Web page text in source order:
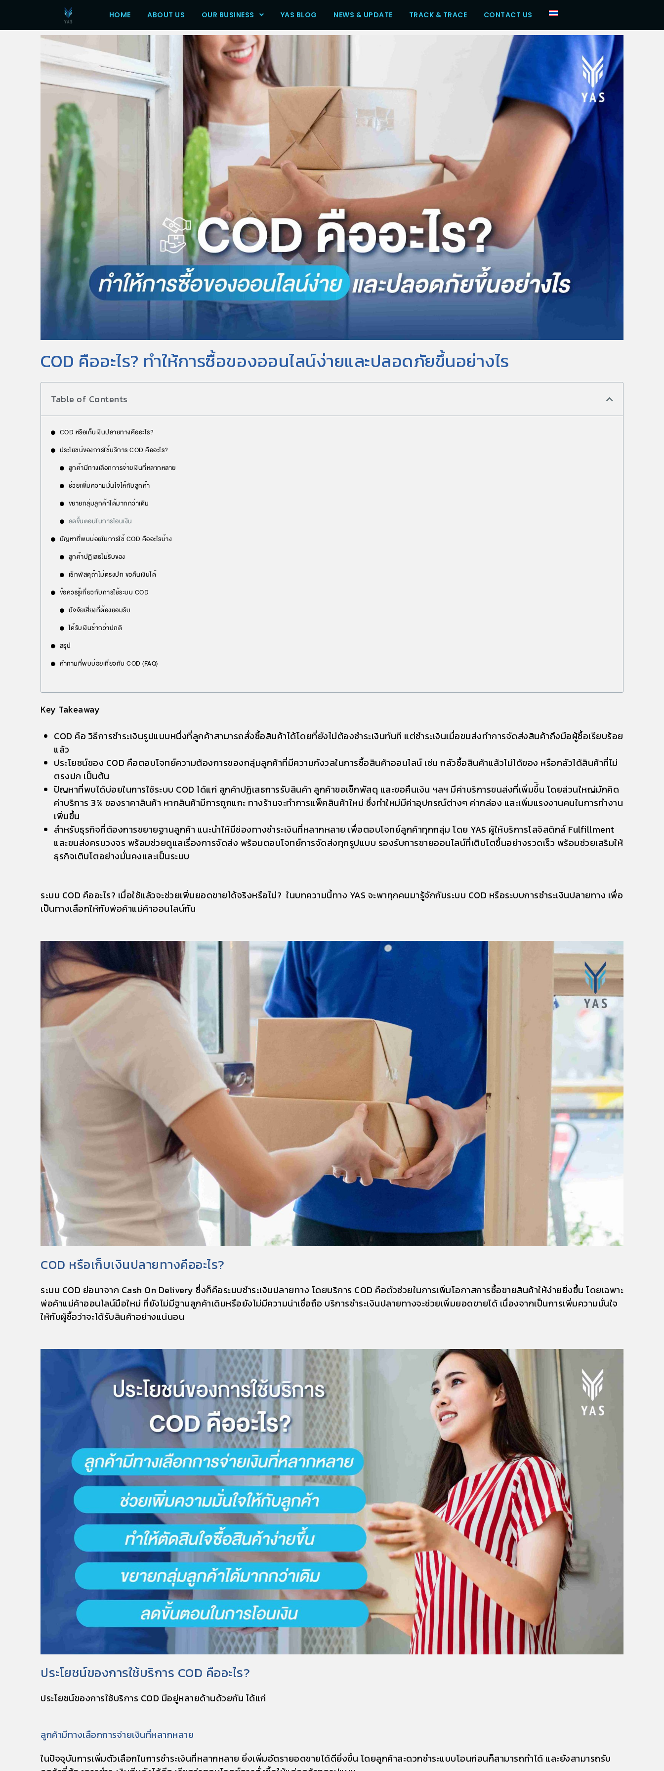
HOME ABOUT US OUR BUSINESS YAS BLOG NEWS & UPDATE TRACK & TRACE CONTACT US
COD คืออะไร? ทำให้การซื้อของออนไลน์ง่ายและปลอดภัยขึ้นอย่างไร
Table of Contents
COD หรือเก็บเงินปลายทางคืออะไร?
ประโยชน์ของการใช้บริการ COD คืออะไร?
ลูกค้ามีทางเลือกการจ่ายเงินที่หลากหลาย
ช่วยเพิ่มความมั่นใจให้กับลูกค้า
ขยายกลุ่มลูกค้าได้มากกว่าเดิม
ลดขั้นตอนในการโอนเงิน
ปัญหาที่พบบ่อยในการใช้ COD คืออะไรบ้าง
ลูกค้าปฏิเสธไม่รับของ
เช็กพัสดุถ้าไม่ตรงปก ขอคืนเงินได้
ข้อควรรู้เกี่ยวกับการใช้ระบบ COD
ปัจจัยเสี่ยงที่ต้องยอมรับ
ได้รับเงินช้ากว่าปกติ
สรุป
คำถามที่พบบ่อยเกี่ยวกับ COD (FAQ)
Key Takeaway
COD คือ วิธีการชำระเงินรูปแบบหนึ่งที่ลูกค้าสามารถสั่งซื้อสินค้าได้โดยที่ยังไม่ต้องชำระเงินทันที แต่ชำระเงินเมื่อขนส่งทำการจัดส่งสินค้าถึงมือผู้ซื้อเรียบร้อย
แล้ว
ประโยชน์ของ COD คือตอบโจทย์ความต้องการของกลุ่มลูกค้าที่มีความกังวลในการซื้อสินค้าออนไลน์ เช่น กลัวซื้อสินค้าแล้วไม่ได้ของ หรือกลัวได้สินค้าที่ไม่
ตรงปก เป็นต้น
ปัญหาที่พบได้บ่อยในการใช้ระบบ COD ได้แก่ ลูกค้าปฏิเสธการรับสินค้า ลูกค้าขอเช็กพัสดุ และขอคืนเงิน ฯลฯ มีค่าบริการขนส่งที่เพิ่มขึ้ิน โดยส่วนใหญ่มักคิด
ค่าบริการ 3% ของราคาสินค้า หากสินค้ามีการถูกแกะ ทางร้านจะทำการแพ็คสินค้าใหม่ ซึ่งทำใหม่มีค่าอุปกรณ์ต่างๆ ค่ากล่อง และเพิ่มแรงงานคนในการทำงาน
เพิ่มขึ้น
สำหรับธุรกิจที่ต้องการขยายฐานลูกค้า แนะนำให้มีช่องทางชำระเงินที่หลากหลาย เพื่อตอบโจทย์ลูกค้าทุกกลุ่ม โดย YAS ผู้ให้บริการโลจิสติกส์ Fulfillment
และขนส่งครบวงจร พร้อมช่วยดูแลเรื่องการจัดส่ง พร้อมตอบโจทย์การจัดส่งทุกรูปแบบ รองรับการขายออนไลน์ที่เติบโตขึ้นอย่างรวดเร็ว พร้อมช่วยเสริมให้
ธุรกิจเติบโตอย่างมั่นคงและเป็นระบบ
ระบบ COD คืออะไร? เมื่อใช้แล้วจะช่วยเพิ่มยอดขายได้จริงหรือไม่? ในบทความนี้ทาง YAS จะพาทุกคนมารู้จักกับระบบ COD หรือระบบการชำระเงินปลายทาง เพื่อ
เป็นทางเลือกให้กับพ่อค้าแม่ค้าออนไลน์กัน
COD หรือเก็บเงินปลายทางคืออะไร?
ระบบ COD ย่อมาจาก Cash On Delivery ซึ่งก็คือระบบชำระเงินปลายทาง โดยบริการ COD คือตัวช่วยในการเพิ่มโอกาสการซื้อขายสินค้าให้ง่ายยิ่งขึ้น โดยเฉพาะ
พ่อค้าแม่ค้าออนไลน์มือใหม่ ที่ยังไม่มีฐานลูกค้าเดิมหรือยังไม่มีความน่าเชื่อถือ บริการชำระเงินปลายทางจะช่วยเพิ่มยอดขายได้ เนื่องจากเป็นการเพิ่มความมั่นใจ
ให้กับผู้ซื้อว่าจะได้รับสินค้าอย่างแน่นอน
ประโยชน์ของการใช้บริการ COD คืออะไร?
ประโยชน์ของการใช้บริการ COD มีอยู่หลายด้านด้วยกัน ได้แก่
ลูกค้ามีทางเลือกการจ่ายเงินที่หลากหลาย
ในปัจจุบันการเพิ่มตัวเลือกในการชำระเงินที่หลากหลาย ยิ่งเพิ่มอัตรายอดขายได้ดียิ่งขึ้น โดยลูกค้าสะดวกชำระแบบโอนก่อนก็สามารถทำได้ และยังสามารถรับ